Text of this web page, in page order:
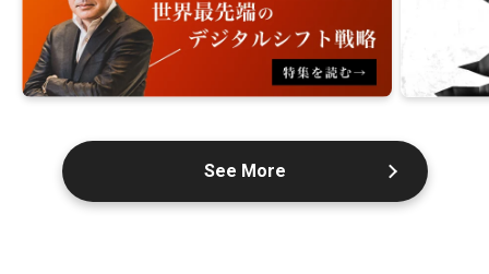
See More